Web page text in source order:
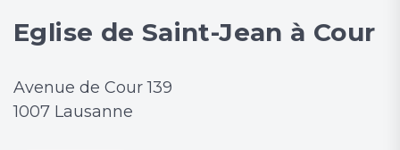
Eglise de Saint-Jean à Cour
Avenue de Cour 139
1007 Lausanne